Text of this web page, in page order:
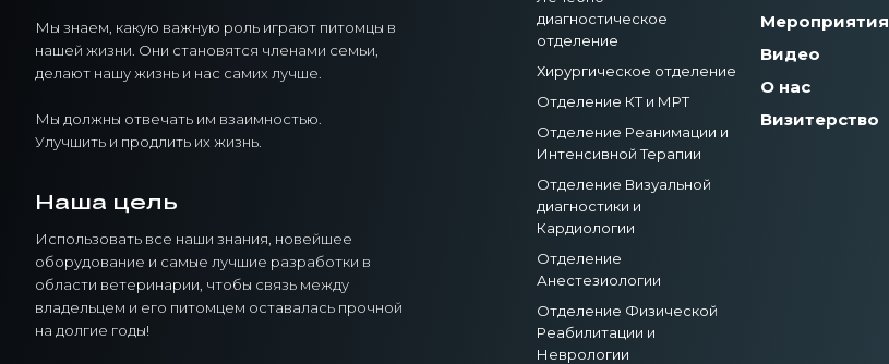
Мы знаем, какую важную роль играют питомцы в
нашей жизни. Они становятся членами семьи,
делают нашу жизнь и нас самих лучше.
Мы должны отвечать им взаимностью.
Улучшить и продлить их жизнь.
Наша цель
Использовать все наши знания, новейшее
оборудование и самые лучшие разработки в
области ветеринарии, чтобы связь между
владельцем и его питомцем оставалась прочной
на долгие годы!
диагностическое
отделение
Хирургическое отделение
Отделение КТ и МРТ
Отделение Реанимации и
Интенсивной Терапии
Отделение Визуальной
диагностики и
Кардиологии
Отделение
Анестезиологии
Отделение Физической
Реабилитации и
Неврологии
Мероприятия
Видео
О нас
Визитерство